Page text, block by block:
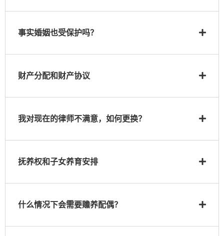
事实婚姻也受保护吗？
财产分配和财产协议
我对现在的律师不满意，如何更换？
抚养权和子女养育安排
什么情况下会需要赡养配偶？